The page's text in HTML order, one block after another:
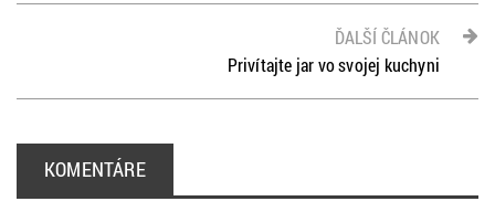
ĎALŠÍ ČLÁNOK
Privítajte jar vo svojej kuchyni
KOMENTÁRE